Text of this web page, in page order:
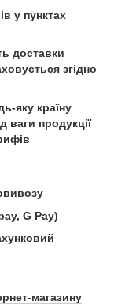
у пунктах
доставки
згідно
яку країну
ваги продукції
G Pay)
магазину